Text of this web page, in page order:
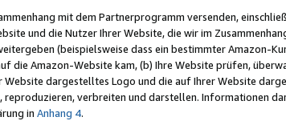
mit dem Partnerprogramm versenden,
und die Nutzer Ihrer Website, die wir im
(beispielsweise dass ein bestimmter Amazon-
die Amazon-Website kam, (b) Ihre Website prüfen,
Website dargestelltes Logo und die auf Ihrer Website
reproduzieren, verbreiten und darstellen. Informationen
in Anhang 4.